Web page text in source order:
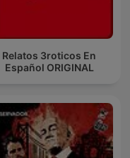
Relatos 3roticos En
Español ORIGINAL